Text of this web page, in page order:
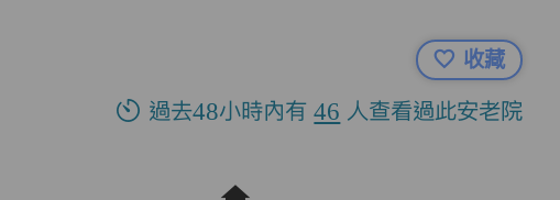
收藏
過去48小時內有46 人查看過此安老院